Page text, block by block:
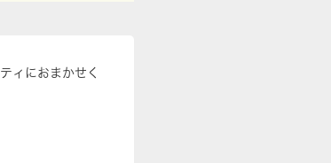
ィにおまかせく